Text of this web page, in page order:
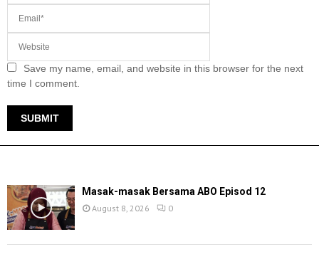
Save my name, email, and website in this browser for the next
time I comment.
Masak-masak Bersama ABO Episod 12
August 8, 2026 0